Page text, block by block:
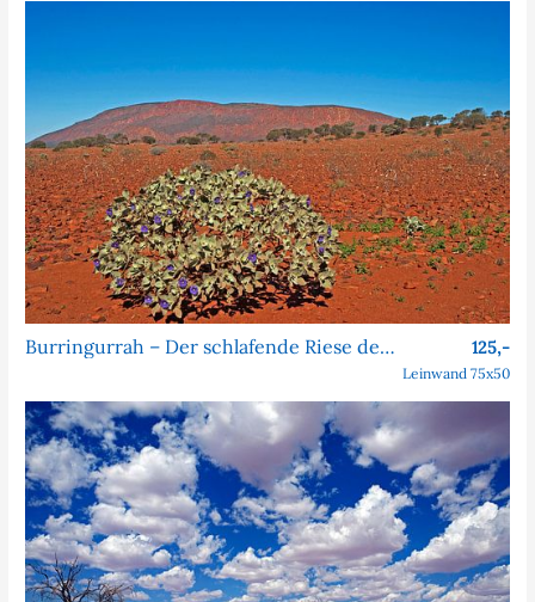
Burringurrah – Der schlafende Riese des Outbacks 125,-
Leinwand 75x50